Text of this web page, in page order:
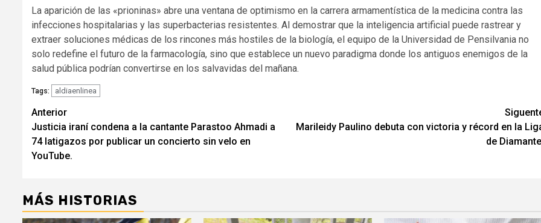
La aparición de las «prioninas» abre una ventana de optimismo en la carrera armamentística de la medicina contra las
infecciones hospitalarias y las superbacterias resistentes. Al demostrar que la inteligencia artificial puede rastrear y
extraer soluciones médicas de los rincones más hostiles de la biología, el equipo de la Universidad de Pensilvania no
solo redefine el futuro de la farmacología, sino que establece un nuevo paradigma donde los antiguos enemigos de la
salud pública podrían convertirse en los salvavidas del mañana.
Tags: aldiaenlinea
Navegación
de
entradas
Anterior
Justicia iraní condena a la cantante Parastoo Ahmadi a
74 latigazos por publicar un concierto sin velo en
YouTube.
Marileidy Paulino debuta con victoria y récord en la
de
MÁS HISTORIAS